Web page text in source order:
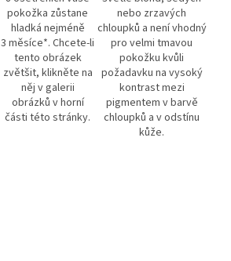
pokožka zůstane
hladká nejméně
3 měsíce*. Chcete-li
tento obrázek
zvětšit, klikněte na
něj v galerii
obrázků v horní
části této stránky.
nebo zrzavých
chloupků a není vhodný
pro velmi tmavou
pokožku kvůli
požadavku na vysoký
kontrast mezi
pigmentem v barvě
chloupků a v odstínu
kůže.